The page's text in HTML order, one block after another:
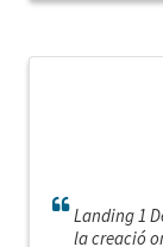
Landing 1
la creació